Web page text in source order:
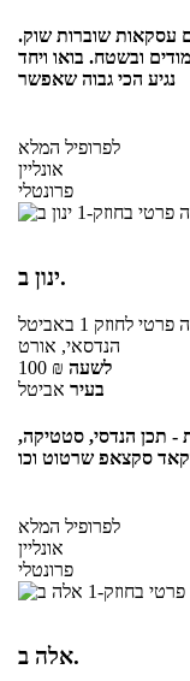
עסקאות שוברות שוק.
ובשטח. בואו ויחד
נגיע הכי גבוה שאפשר
לפרופיל המלא
אונליין
פרונטלי
ינון ב.
פרטי לחוזק 1
באביטל
הנדסאי, אורט
100 ₪ לשעה
בעיר אביטל
- תכן הנדסי, סטטיקה,
לפרופיל המלא
אונליין
פרונטלי
אלה ב.